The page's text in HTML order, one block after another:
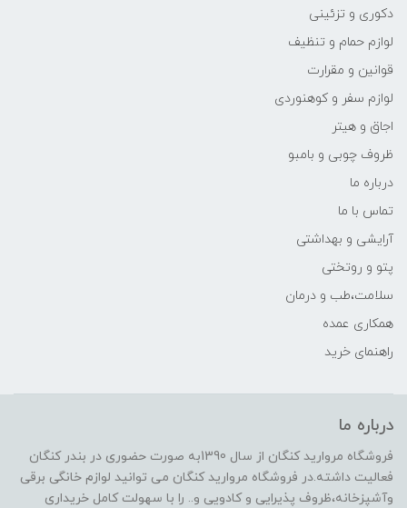
دکوری و تزئینی
لوازم حمام و تنظیف
قوانین و مقرارت
لوازم سفر و کوهنوردی
اجاق و هیتر
ظروف چوبی و بامبو
درباره ما
تماس با ما
آرایشی و بهداشتی
پتو و روتختی
سلامت،طب و درمان
همکاری عمده
راهنمای خرید
درباره ما
فروشگاه مروارید کنگان از سال 1390به صورت حضوری در بندر کنگان
فعالیت داشته.در فروشگاه مروارید کنگان می توانید لوازم خانگی برقی
وآشپزخانه،ظروف پذیرایی و کادویی و.. را با سهولت کامل خریداری